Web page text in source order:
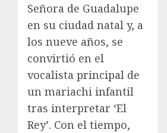
Señora de Guadalupe
en su ciudad natal y, a
los nueve años, se
convirtió en el
vocalista principal de
un mariachi infantil
tras interpretar ‘El
Rey’. Con el tiempo,